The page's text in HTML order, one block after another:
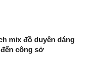
mix đồ duyên dáng
công sở